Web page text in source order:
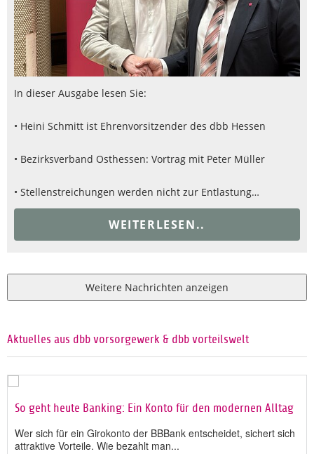
In dieser Ausgabe lesen Sie:
• Heini Schmitt ist Ehrenvorsitzender des dbb Hessen
• Bezirksverband Osthessen: Vortrag mit Peter Müller
• Stellenstreichungen werden nicht zur Entlastung…
WEITERLESEN..
Weitere Nachrichten anzeigen
Aktuelles aus dbb vorsorgewerk & dbb vorteilswelt
So geht heute Banking: Ein Konto für den modernen Alltag
Wer sich für ein Girokonto der BBBank entscheidet, sichert sich
attraktive Vorteile. Wie bezahlt man...